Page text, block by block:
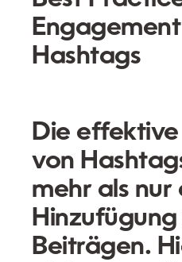
Hashtags
Die
von
mehr als nur
Hinzufügung
Beiträgen.